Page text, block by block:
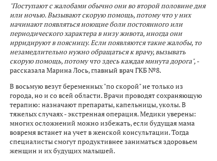
"Поступают с жалобами обычно они во второй половине дня
или ночью. Вызывают скорую помощь, потому что у них
начинают появляться ноющие боли постоянного или
периодического характера в низу живота, иногда они
ирридируют в поясницу. Если появляются такие жалобы, то
незамедлительно нужно обращаться к врачу, вызывать
скорую помощь, потому что здесь каждая минута дорога", -
рассказала Марина Лось, главный врач ГКБ №8.
В восьмую везут беременных "по скорой" не только из
города, но и со всей области. Врачи проводят сохраняющую
терапию: назначают препараты, капельницы, уколы. В
тяжелых случаях - экстренная операция. Медики уверены:
многих осложнений можно избежать, если будущая мама
вовремя встанет на учет в женской консультации. Тогда
специалисты смогут продуктивнее заниматься здоровьем
женщин и их будущих малышей.